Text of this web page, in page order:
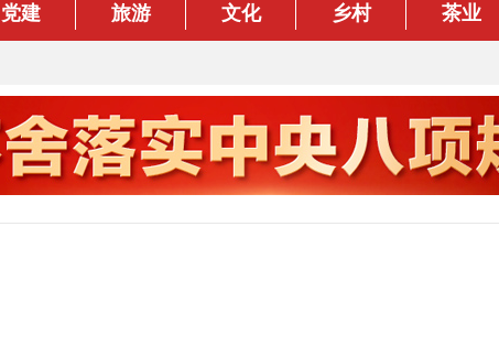
党建 旅游 文化 乡村 茶业